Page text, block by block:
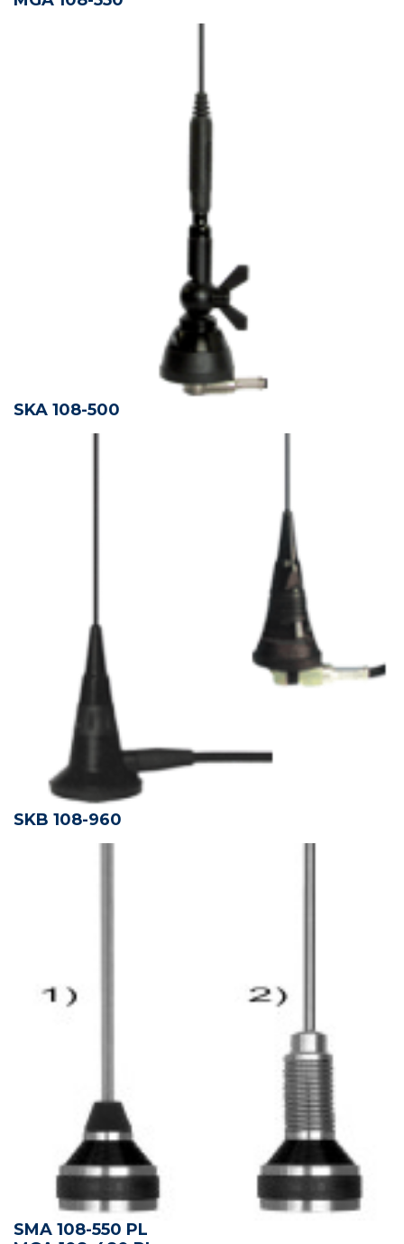
SKA 108-500
SKB 108-960
SMA 108-550 PL